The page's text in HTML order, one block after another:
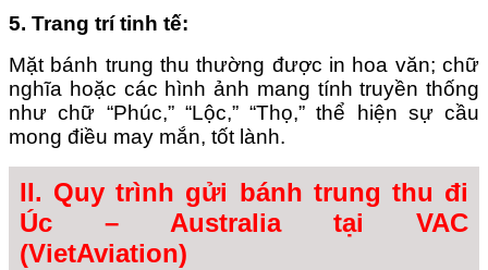
5. Trang trí tinh tế:
Mặt bánh trung thu thường được in hoa văn; chữ
nghĩa hoặc các hình ảnh mang tính truyền thống
như chữ “Phúc,” “Lộc,” “Thọ,” thể hiện sự cầu
mong điều may mắn, tốt lành.
II. Quy trình gửi bánh trung thu đi
Úc – Australia tại VAC
(VietAviation)